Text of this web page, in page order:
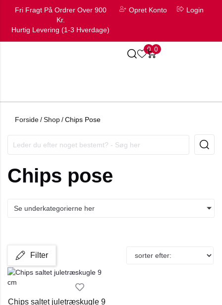
Fri Fragt På Ordrer Over 900
Kr.
Hurtig Levering (1-3 Hverdage)
Opret Konto Login
0 0
Forside/Shop/Chips Pose
Chips pose
Se underkategorierne her
Filter
Chips saltet juletræskugle 9